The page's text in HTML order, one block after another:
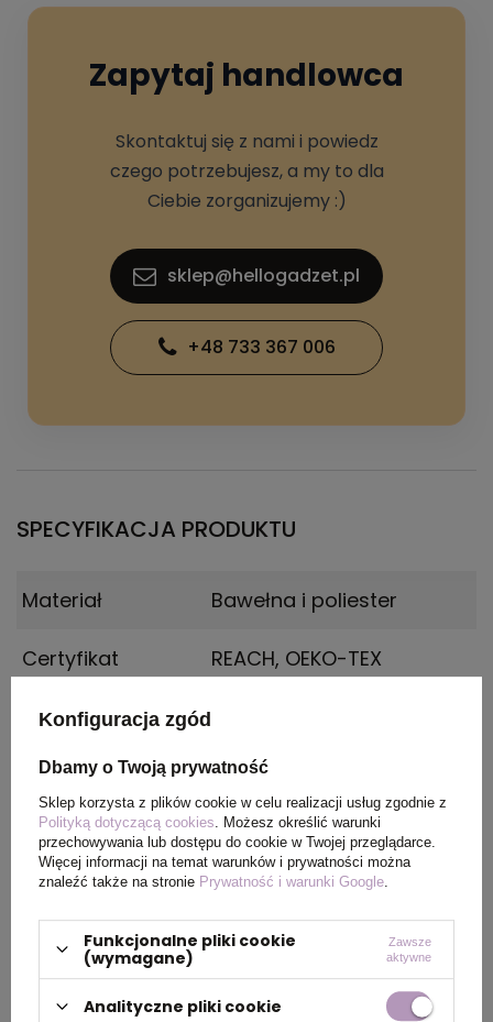
Zapytaj handlowca
Skontaktuj się z nami i powiedz
czego potrzebujesz, a my to dla
Ciebie zorganizujemy :)
sklep@hellogadzet.pl
+48 733 367 006
SPECYFIKACJA PRODUKTU
Materiał Bawełna i poliester
Certyfikat REACH, OEKO-TEX
Płeć
Wymiary
produktu
Rozmiar: 3XL
Kolor pastelowy żółty
PAKOWANIE
Konfiguracja zgód
Dbamy o Twoją prywatność
Sklep korzysta z plików cookie w celu realizacji usług zgodnie z
Polityką dotyczącą cookies . Możesz określić warunki
przechowywania lub dostępu do cookie w Twojej przeglądarce.
Więcej informacji na temat warunków i prywatności można
znaleźć także na stronie Prywatność i warunki Google
Funkcjonalne pliki cookie
(wymagane)
Zawsze
aktywne
Analityczne pliki cookie